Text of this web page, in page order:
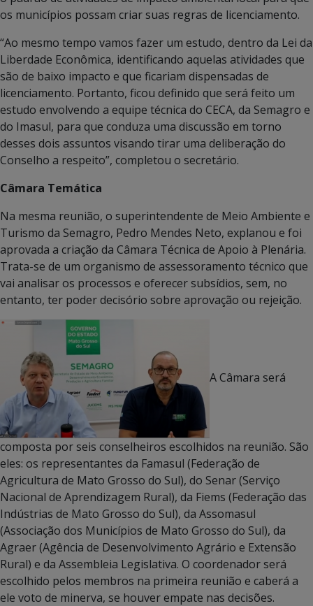
os municípios possam criar suas regras de licenciamento.
“Ao mesmo tempo vamos fazer um estudo, dentro da Lei da
Liberdade Econômica, identificando aquelas atividades que
são de baixo impacto e que ficariam dispensadas de
licenciamento. Portanto, ficou definido que será feito um
estudo envolvendo a equipe técnica do CECA, da Semagro e
do Imasul, para que conduza uma discussão em torno
desses dois assuntos visando tirar uma deliberação do
Conselho a respeito”, completou o secretário.
Câmara Temática
Na mesma reunião, o superintendente de Meio Ambiente e
Turismo da Semagro, Pedro Mendes Neto, explanou e foi
aprovada a criação da Câmara Técnica de Apoio à Plenária.
Trata-se de um organismo de assessoramento técnico que
vai analisar os processos e oferecer subsídios, sem, no
entanto, ter poder decisório sobre aprovação ou rejeição.
A Câmara será
composta por seis conselheiros escolhidos na reunião. São
eles: os representantes da Famasul (Federação de
Agricultura de Mato Grosso do Sul), do Senar (Serviço
Nacional de Aprendizagem Rural), da Fiems (Federação das
Indústrias de Mato Grosso do Sul), da Assomasul
(Associação dos Municípios de Mato Grosso do Sul), da
Agraer (Agência de Desenvolvimento Agrário e Extensão
Rural) e da Assembleia Legislativa. O coordenador será
escolhido pelos membros na primeira reunião e caberá a
ele voto de minerva, se houver empate nas decisões.